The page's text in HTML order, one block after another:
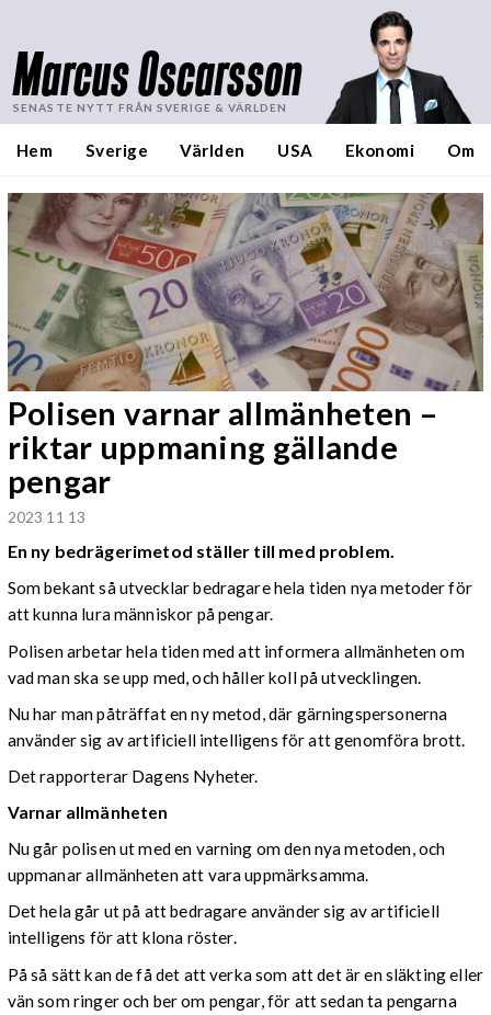
Marcus Oscarsson
SENASTE NYTT FRÅN SVERIGE & VÄRLDEN
Hem Sverige Världen USA Ekonomi Om
Polisen varnar allmänheten –
riktar uppmaning gällande
pengar
2023 11 13
En ny bedrägerimetod ställer till med problem.
Som bekant så utvecklar bedragare hela tiden nya metoder för
att kunna lura människor på pengar.
Polisen arbetar hela tiden med att informera allmänheten om
vad man ska se upp med, och håller koll på utvecklingen.
Nu har man påträffat en ny metod, där gärningspersonerna
använder sig av artificiell intelligens för att genomföra brott.
Det rapporterar Dagens Nyheter.
Varnar allmänheten
Nu går polisen ut med en varning om den nya metoden, och
uppmanar allmänheten att vara uppmärksamma.
Det hela går ut på att bedragare använder sig av artificiell
intelligens för att klona röster.
På så sätt kan de få det att verka som att det är en släkting eller
vän som ringer och ber om pengar, för att sedan ta pengarna